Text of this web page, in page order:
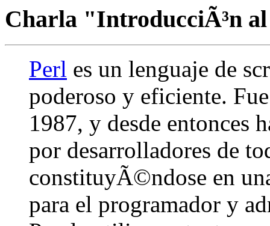
Charla "IntroducciÃ³n
Perl es un lenguaje de
poderoso y eficiente.
1987, y desde entonces
por desarrolladores de
constituyÃ©ndose en
para el programador y